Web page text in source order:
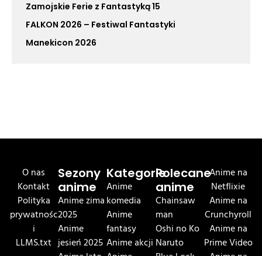
Zamojskie Ferie z Fantastyką 15
FALKON 2026 – Festiwal Fantastyki
Manekicon 2026
O nas
Kontakt
Polityka
prywatnośc
i
LLMS.txt
Sezony
anime
Anime zima
2025
Anime
jesień 2025
Kategorie
Anime
komedia
Anime
fantasy
Anime akcji
Polecane
anime
Chainsaw
man
Oshi no Ko
Naruto
Anime na
Netflixie
Anime na
Crunchyroll
Anime na
Prime Video